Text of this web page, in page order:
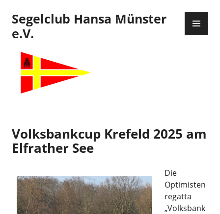
Inhalt
springen
Segelclub Hansa Münster
e.V.
Volksbankcup Krefeld 2025 am
Elfrather See
Die
Optimisten
regatta
„Volksbank